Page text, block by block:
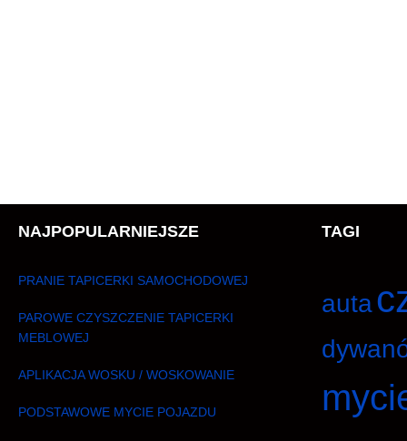
NAJPOPULARNIEJSZE
PRANIE TAPICERKI SAMOCHODOWEJ
PAROWE CZYSZCZENIE TAPICERKI
MEBLOWEJ
APLIKACJA WOSKU / WOSKOWANIE
PODSTAWOWE MYCIE POJAZDU
TAGI
auta